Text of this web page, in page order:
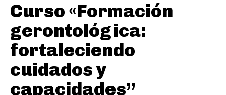
Curso «Formación
gerontológica:
fortaleciendo
cuidados y
capacidades”